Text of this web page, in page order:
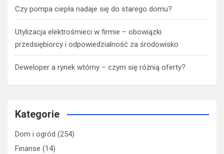
Czy pompa ciepła nadaje się do starego domu?
Utylizacja elektrośmieci w firmie – obowiązki
przedsiębiorcy i odpowiedzialność za środowisko
Deweloper a rynek wtórny – czym się różnią oferty?
Kategorie
Dom i ogród (254)
Finanse (14)